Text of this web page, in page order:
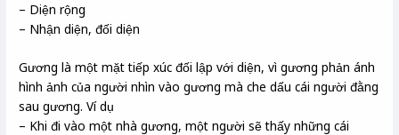
– Diện rộng
– Nhận diện, đối diện
Gương là một mặt tiếp xúc đối lập với diện, vì gương phản ánh
hình ảnh của người nhìn vào gương mà che dấu cái người đằng
sau gương. Ví dụ
– Khi đi vào một nhà gương, một người sẽ thấy những cái